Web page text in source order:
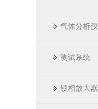
气体分析仪
测试系统
锁相放大器